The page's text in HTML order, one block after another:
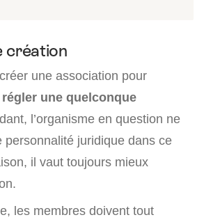
création
une association pour
une quelconque
l’organisme en question ne
personnalité juridique dans ce
il vaut toujours mieux
les membres doivent tout